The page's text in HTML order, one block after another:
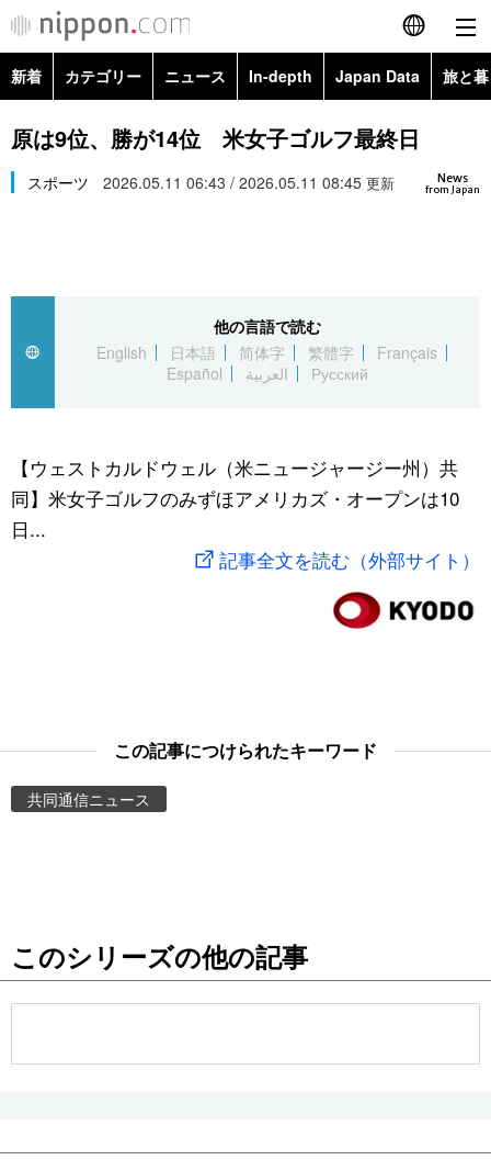
English
简体字
繁體字
العربية
社会
文化
旅と暮らし
動画/Live
お知らせ
新着 カテゴリー ニュース In-depth Japan Data 旅と
政治・外交
経済・ビジネス
社会
文化
科学・技術
暮らし
スポーツ・東京2020
Topics
Images
お知らせ
原は9位、勝が14位 米女子ゴルフ最終日
News
from Japan
スポーツ 2026.05.11 06:43 / 2026.05.11 08:45 更新
他の言語で読む
English
日本語 简体字 繁體字
Français
Español
العربية Русский
【ウェストカルドウェル（米ニュージャージー州）共
同】米女子ゴルフのみずほアメリカズ・オープンは10
日...
記事全文を読む（外部サイト）
この記事につけられたキーワード
共同通信ニュース
このシリーズの他の記事